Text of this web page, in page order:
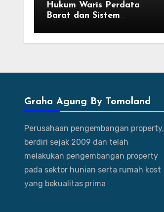
Hukum Waris Perdata
Barat dan Sistem
Waris
Graha Agung By Tomoland
Perusahaan pengembangan property,
berdiri sejak 2009 dan telah
melakukan pengembangan property
pada sektor hunian serta rumah kost
yang bekualitas prima